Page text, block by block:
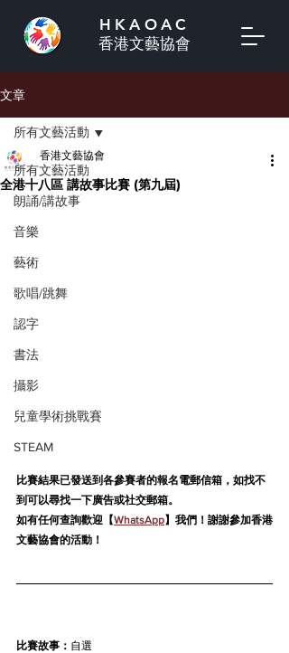
HKAOAC
香港文藝協會
文章
所有文藝活動
朗誦/講故事
音樂
藝術
歌唱/跳舞
認字
書法
攝影
兒童學術挑戰賽
STEAM
所有文藝活動
全港十八區 講故事比賽 (第九屆)
香港文藝協會
比賽結果已發送到各參賽者的報名電郵信箱，如找不
到可以尋找一下廣告或社交郵箱。
如有任何查詢歡迎【WhatsApp】我們！謝謝參加香港
文藝協會的活動！
比賽故事： 自選